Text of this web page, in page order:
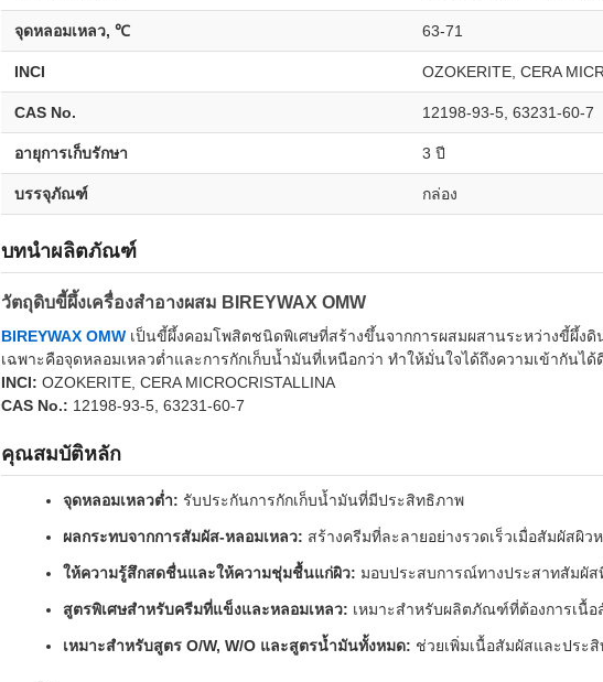
จุดหลอมเหลว, ℃ 63-71
INCI OZOKERITE, CERA
CAS No. 12198-93-5, 63231-60-7
อายุการเก็บรักษา 3 ปี
บรรจุภัณฑ์ กล่อง
บทนำผลิตภัณฑ์
วัตถุดิบขี้ผึ้งเครื่องสำอางผสม BIREYWAX OMW
BIREYWAX OMW เป็นขี้ผึ้งคอมโพสิตชนิดพิเศษที่สร้างขึ้นจากการผสมผสานระหว่างขี้ผึ้
เฉพาะคือจุดหลอมเหลวต่ำและการกักเก็บน้ำมันที่เหนือกว่า ทำให้มั่นใจได้ถึงความเข้ากันไ
INCI: OZOKERITE, CERA MICROCRISTALLINA
CAS No.: 12198-93-5, 63231-60-7
คุณสมบัติหลัก
จุดหลอมเหลวต่ำ: รับประกันการกักเก็บน้ำมันที่มีประสิทธิภาพ
ผลกระทบจากการสัมผัส-หลอมเหลว: สร้างครีมที่ละลายอย่างรวดเร็วเมื่อสัมผัสผิว
ให้ความรู้สึกสดชื่นและให้ความชุ่มชื้นแก่ผิว: มอบประสบการณ์ทางประสาทสัมผัส
สูตรพิเศษสำหรับครีมที่แข็งและหลอมเหลว: เหมาะสำหรับผลิตภัณฑ์ที่ต้องการเนื้อ
เหมาะสำหรับสูตร O/W, W/O และสูตรน้ำมันทั้งหมด: ช่วยเพิ่มเนื้อสัมผัสและปร